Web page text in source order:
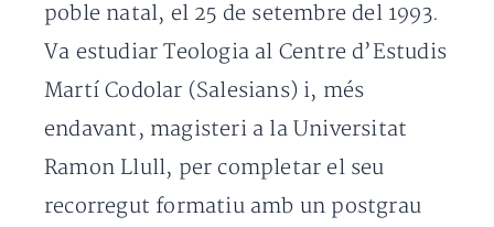
poble natal, el 25 de setembre del 1993.
Va estudiar Teologia al Centre d’Estudis
Martí Codolar (Salesians) i, més
endavant, magisteri a la Universitat
Ramon Llull, per completar el seu
recorregut formatiu amb un postgrau